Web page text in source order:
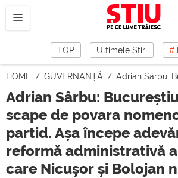
TOP Ultimele Știri #
HOME GUVERNANȚĂ Adrian Sârbu: Bucureștiul trebuie să scape de povara nomenclaturii de partid. Așa începe adevărata reformă
Adrian Sârbu:
scape de povara
partid. Așa începe
reformă administrativă
care Nicușor și Bolojan